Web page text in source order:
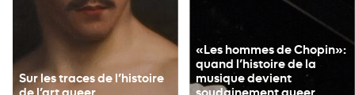
Sur les traces de l’histoire
«Les hommes de Chopin»:
quand l’histoire de la
musique devient